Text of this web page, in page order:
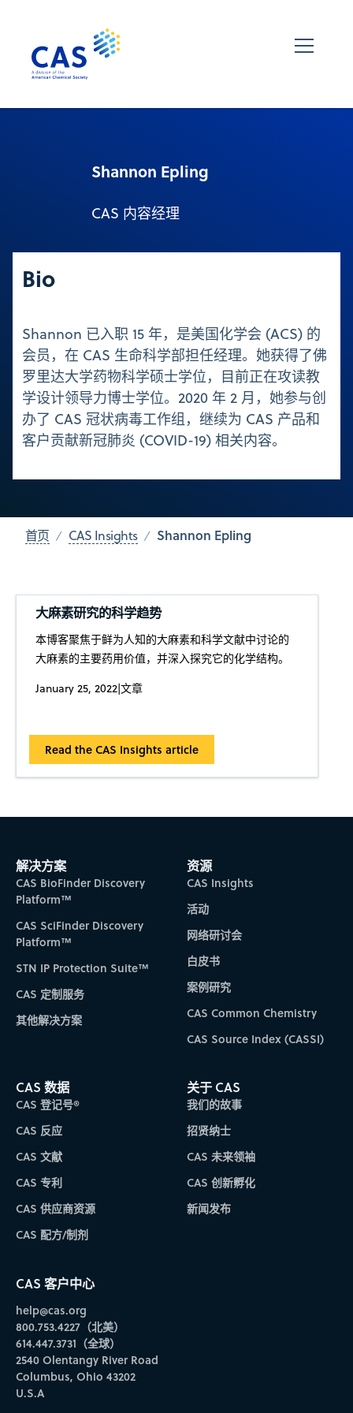
Shannon Epling
CAS 内容经理
Bio
Shannon 已入职 15 年，是美国化学会 (ACS) 的
会员，在 CAS 生命科学部担任经理。她获得了佛
罗里达大学药物科学硕士学位，目前正在攻读教
学设计领导力博士学位。2020 年 2 月，她参与创
办了 CAS 冠状病毒工作组，继续为 CAS 产品和
客户贡献新冠肺炎 (COVID-19) 相关内容。
首页 CAS Insights Shannon Epling
大麻素研究的科学趋势
本博客聚焦于鲜为人知的大麻素和科学文献中讨论的
大麻素的主要药用价值，并深入探究它的化学结构。
January 25, 2022|文章
Read the CAS Insights article
解决方案
CAS BioFinder Discovery
Platform™
CAS SciFinder Discovery
Platform™
STN IP Protection Suite™
CAS 定制服务
其他解决方案
资源
CAS Insights
活动
网络研讨会
白皮书
案例研究
CAS Common Chemistry
CAS Source Index (CASSI)
CAS 数据
CAS 登记号®
CAS 反应
CAS 文献
CAS 专利
CAS 供应商资源
CAS 配方/制剂
关于 CAS
我们的故事
招贤纳士
CAS 未来领袖
CAS 创新孵化
新闻发布
CAS 客户中心
help@cas.org
800.753.4227（北美）
614.447.3731（全球）
2540 Olentangy River Road
Columbus, Ohio 43202
U.S.A